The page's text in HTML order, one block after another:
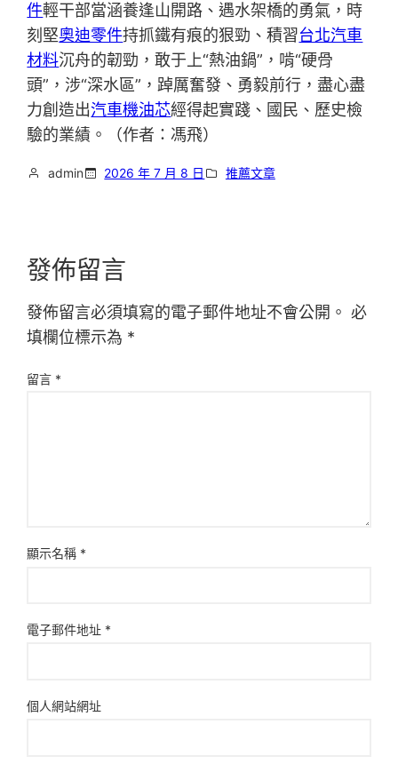
件輕干部當涵養逢山開路、遇水架橋的勇氣，時
刻堅奧迪零件持抓鐵有痕的狠勁、積習台北汽車
材料沉舟的韌勁，敢于上“熱油鍋”，啃“硬骨
頭”，涉“深水區”，踔厲奮發、勇毅前行，盡心盡
力創造出汽車機油芯經得起實踐、國民、歷史檢
驗的業績。（作者：馮飛）
admin 2026 年 7 月 8 日 推薦文章
發佈留言
發佈留言必須填寫的電子郵件地址不會公開。 必
填欄位標示為 *
留言 *
顯示名稱 *
電子郵件地址 *
個人網站網址